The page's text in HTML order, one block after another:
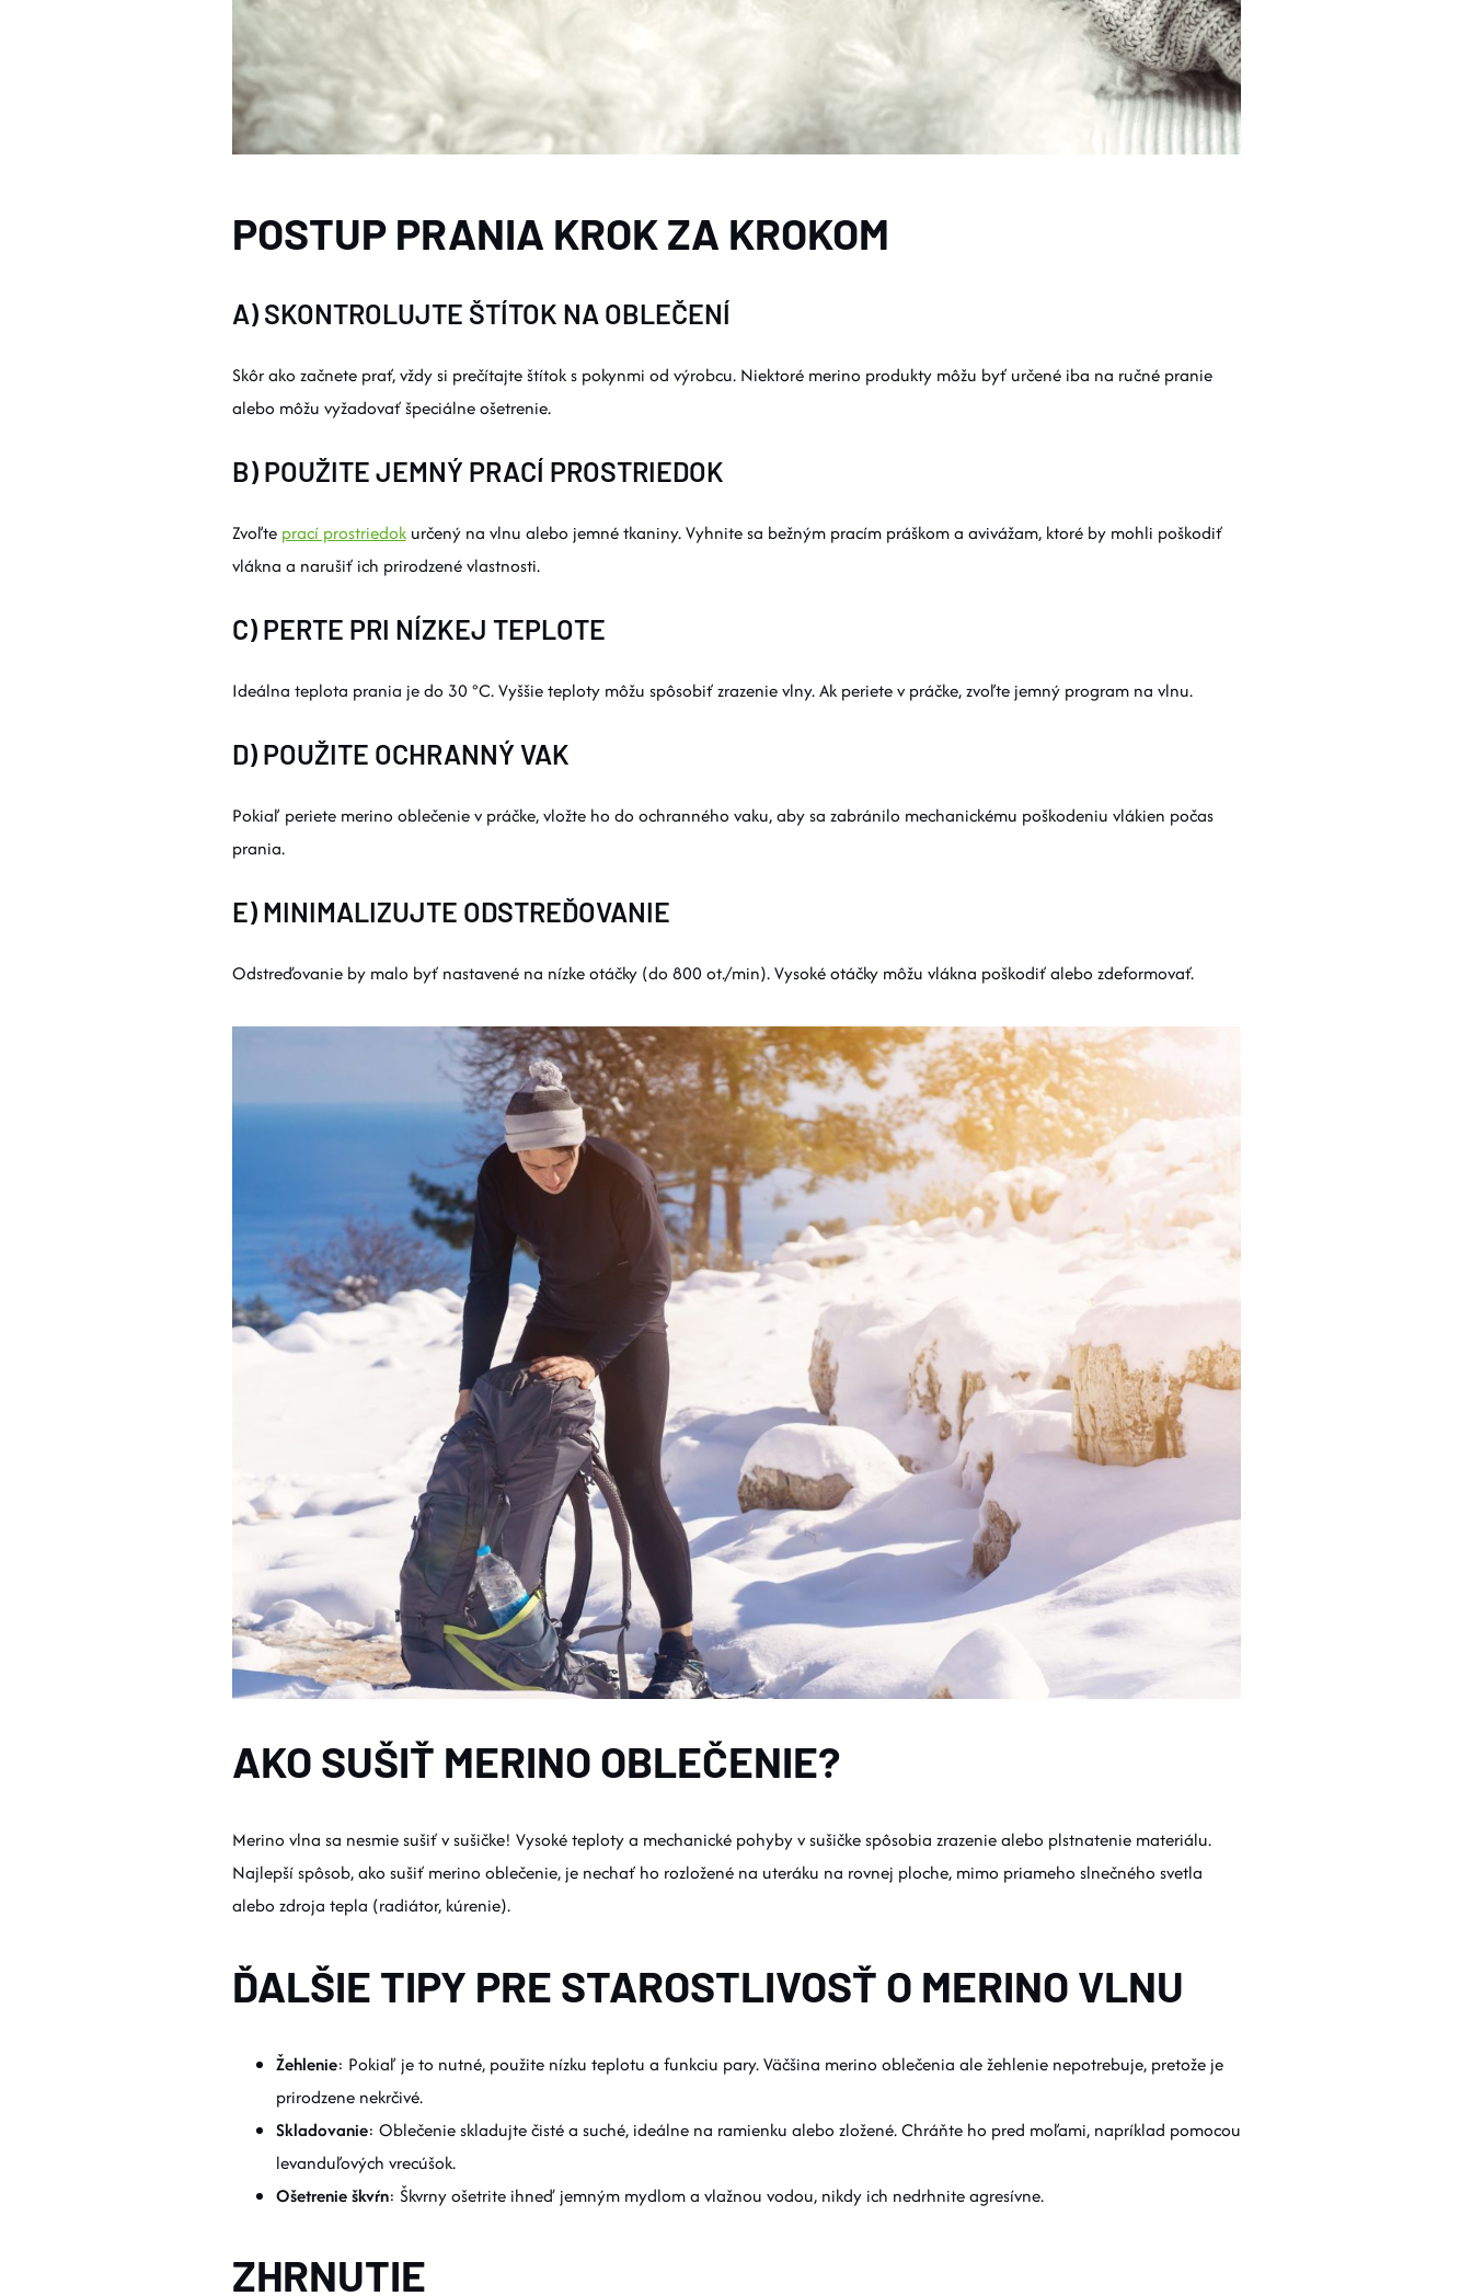
POSTUP PRANIA KROK ZA KROKOM
A) SKONTROLUJTE ŠTÍTOK NA OBLEČENÍ
Skôr ako začnete prať, vždy si prečítajte štítok s pokynmi od výrobcu. Niektoré merino produkty môžu byť určené iba na ručné pranie
alebo môžu vyžadovať špeciálne ošetrenie.
B) POUŽITE JEMNÝ PRACÍ PROSTRIEDOK
Zvoľte prací prostriedokurčený na vlnu alebo jemné tkaniny. Vyhnite sa bežným pracím práškom a avivážam, ktoré by mohli poškodiť
vlákna a narušiť ich prirodzené vlastnosti.
C) PERTE PRI NÍZKEJ TEPLOTE
Ideálna teplota prania je do 30 °C. Vyššie teploty môžu spôsobiť zrazenie vlny. Ak periete v práčke, zvoľte jemný program na vlnu.
D) POUŽITE OCHRANNÝ VAK
Pokiaľ periete merino oblečenie v práčke, vložte ho do ochranného vaku, aby sa zabránilo mechanickému poškodeniu vlákien počas
prania.
E) MINIMALIZUJTE ODSTREĎOVANIE
Odstreďovanie by malo byť nastavené na nízke otáčky (do 800 ot./min). Vysoké otáčky môžu vlákna poškodiť alebo zdeformovať.
AKO SUŠIŤ MERINO OBLEČENIE?
Merino vlna sa nesmie sušiť v sušičke! Vysoké teploty a mechanické pohyby v sušičke spôsobia zrazenie alebo plstnatenie materiálu.
Najlepší spôsob, ako sušiť merino oblečenie, je nechať ho rozložené na uteráku na rovnej ploche, mimo priameho slnečného svetla
alebo zdroja tepla (radiátor, kúrenie).
ĎALŠIE TIPY PRE STAROSTLIVOSŤ O MERINO VLNU
Žehlenie: Pokiaľ je to nutné, použite nízku teplotu a funkciu pary. Väčšina merino oblečenia ale žehlenie nepotrebuje, pretože je
prirodzene nekrčivé.
Skladovanie: Oblečenie skladujte čisté a suché, ideálne na ramienku alebo zložené. Chráňte ho pred moľami, napríklad pomocou
levanduľových vrecúšok.
Ošetrenie škvŕn: Škvrny ošetrite ihneď jemným mydlom a vlažnou vodou, nikdy ich nedrhnite agresívne.
ZHRNUTIE